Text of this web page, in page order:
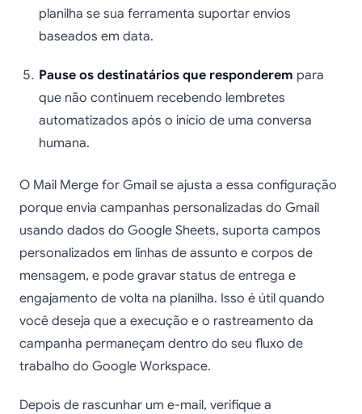
planilha se sua ferramenta suportar envios
baseados em data.
Pause os destinatários que responderem para
que não continuem recebendo lembretes
automatizados após o início de uma conversa
humana.
O Mail Merge for Gmail se ajusta a essa configuração
porque envia campanhas personalizadas do Gmail
usando dados do Google Sheets, suporta campos
personalizados em linhas de assunto e corpos de
mensagem, e pode gravar status de entrega e
engajamento de volta na planilha. Isso é útil quando
você deseja que a execução e o rastreamento da
campanha permaneçam dentro do seu fluxo de
trabalho do Google Workspace.
Depois de rascunhar um e-mail, verifique a